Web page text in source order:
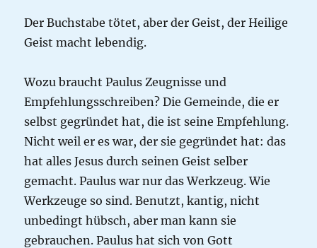
Der Buchstabe tötet, aber der Geist, der Heilige
Geist macht lebendig.
Wozu braucht Paulus Zeugnisse und
Empfehlungsschreiben? Die Gemeinde, die er
selbst gegründet hat, die ist seine Empfehlung.
Nicht weil er es war, der sie gegründet hat: das
hat alles Jesus durch seinen Geist selber
gemacht. Paulus war nur das Werkzeug. Wie
Werkzeuge so sind. Benutzt, kantig, nicht
unbedingt hübsch, aber man kann sie
gebrauchen. Paulus hat sich von Gott